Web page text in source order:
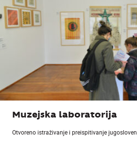
Muzejska laboratorija
Otvoreno istraživanje i preispitivanje